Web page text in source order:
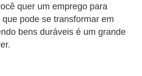
quer um emprego para
pode se transformar em
bens duráveis ​​é um grande